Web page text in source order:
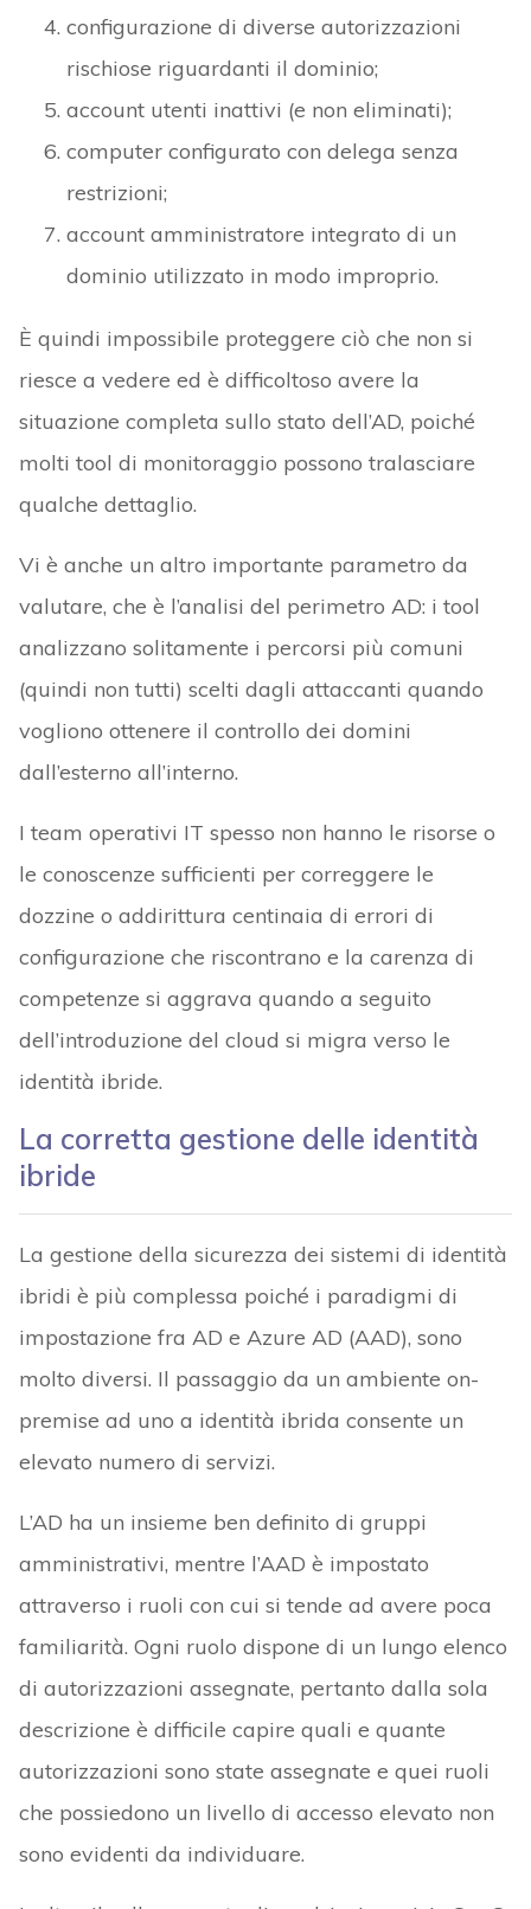
configurazione di diverse autorizzazioni
rischiose riguardanti il dominio;
account utenti inattivi (e non eliminati);
computer configurato con delega senza
restrizioni;
account amministratore integrato di un
dominio utilizzato in modo improprio.
È quindi impossibile proteggere ciò che non si
riesce a vedere ed è difficoltoso avere la
situazione completa sullo stato dell’AD, poiché
molti tool di monitoraggio possono tralasciare
qualche dettaglio.
Vi è anche un altro importante parametro da
valutare, che è l’analisi del perimetro AD: i tool
analizzano solitamente i percorsi più comuni
(quindi non tutti) scelti dagli attaccanti quando
vogliono ottenere il controllo dei domini
dall’esterno all’interno.
I team operativi IT spesso non hanno le risorse o
le conoscenze sufficienti per correggere le
dozzine o addirittura centinaia di errori di
configurazione che riscontrano e la carenza di
competenze si aggrava quando a seguito
dell’introduzione del cloud si migra verso le
identità ibride.
La corretta gestione delle identità
ibride
La gestione della sicurezza dei sistemi di identità
ibridi è più complessa poiché i paradigmi di
impostazione fra AD e Azure AD (AAD), sono
molto diversi. Il passaggio da un ambiente on-
premise ad uno a identità ibrida consente un
elevato numero di servizi.
L’AD ha un insieme ben definito di gruppi
amministrativi, mentre l’AAD è impostato
attraverso i ruoli con cui si tende ad avere poca
familiarità. Ogni ruolo dispone di un lungo elenco
di autorizzazioni assegnate, pertanto dalla sola
descrizione è difficile capire quali e quante
autorizzazioni sono state assegnate e quei ruoli
che possiedono un livello di accesso elevato non
sono evidenti da individuare.